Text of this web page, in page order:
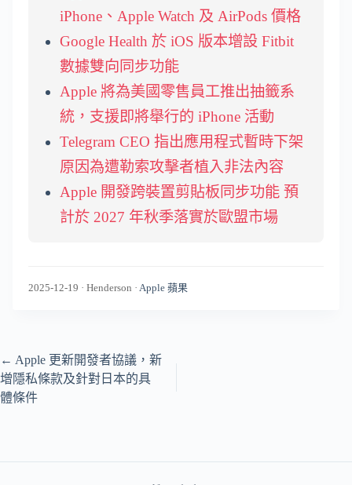
iPhone、Apple Watch 及 AirPods 價格
Google Health 於 iOS 版本增設 Fitbit
數據雙向同步功能
Apple 將為美國零售員工推出抽籤系
統，支援即將舉行的 iPhone 活動
Telegram CEO 指出應用程式暫時下架
原因為遭勒索攻擊者植入非法內容
Apple 開發跨裝置剪貼板同步功能 預
計於 2027 年秋季落實於歐盟市場
2025-12-19 · Henderson · Apple 蘋果
← Apple 更新開發者協議，新
增隱私條款及針對日本的具
體條件